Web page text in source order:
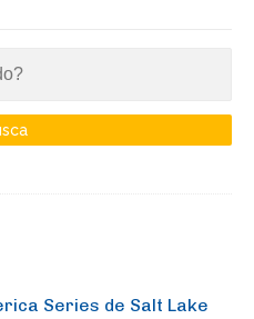
Series de Salt Lake